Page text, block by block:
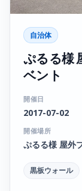
自治体
ぷるる様
ベント
開催日
2017-07-02
開催場所
ぷるる様 屋外
黒板ウォール